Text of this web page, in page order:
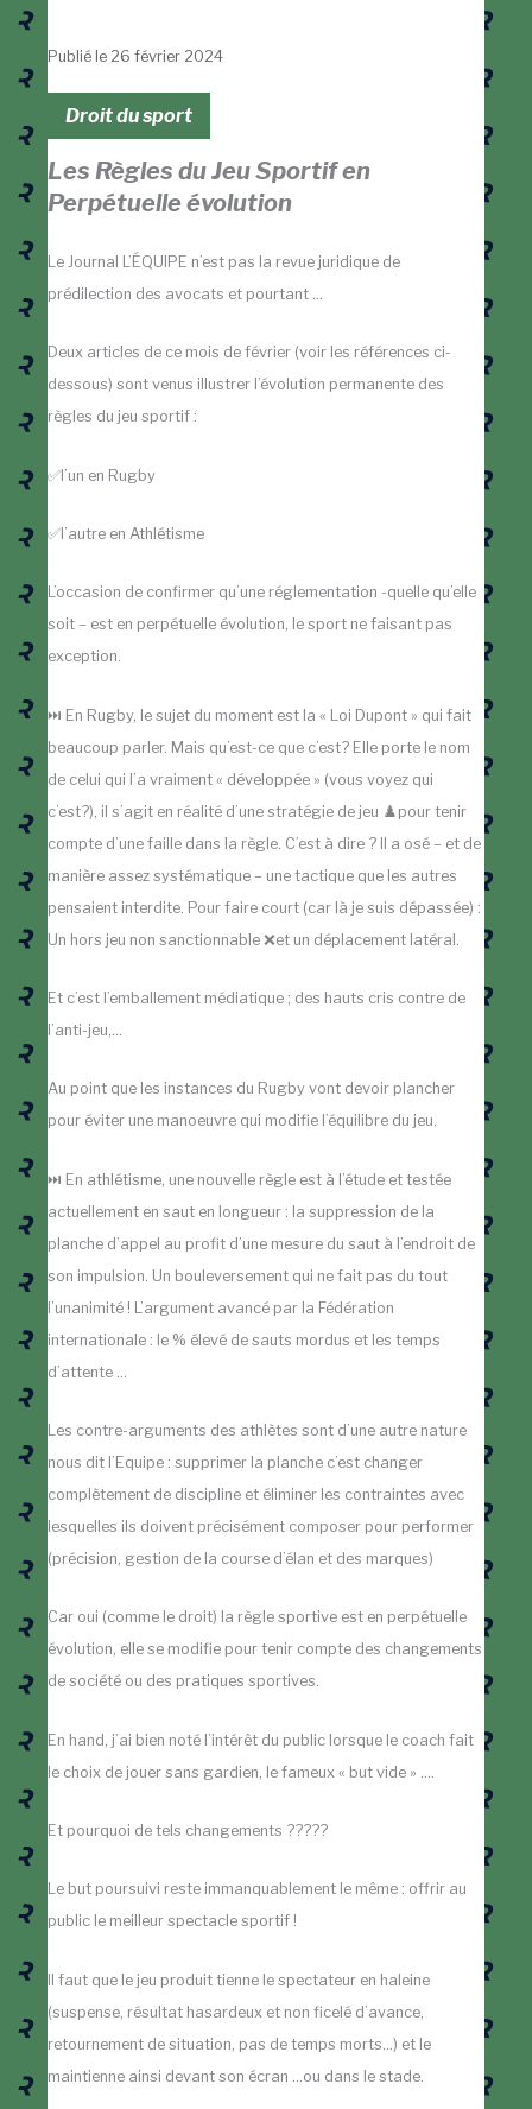
Droit du sport
Publié le 26 février 2024
Les Règles du Jeu Sportif en
Perpétuelle évolution
Le Journal L’ÉQUIPE n’est pas la revue juridique de
prédilection des avocats et pourtant …
Deux articles de ce mois de février (voir les références ci-
dessous) sont venus illustrer l’évolution permanente des
règles du jeu sportif :
✅l’un en Rugby
✅l’autre en Athlétisme
L’occasion de confirmer qu’une réglementation -quelle qu’elle
soit – est en perpétuelle évolution, le sport ne faisant pas
exception.
⏭️ En Rugby, le sujet du moment est la « Loi Dupont » qui fait
beaucoup parler. Mais qu’est-ce que c’est? Elle porte le nom
de celui qui l’a vraiment « développée » (vous voyez qui
c’est?), il s’agit en réalité d’une stratégie de jeu ♟️pour tenir
compte d’une faille dans la règle. C’est à dire ? Il a osé – et de
manière assez systématique – une tactique que les autres
pensaient interdite. Pour faire court (car là je suis dépassée) :
Un hors jeu non sanctionnable ❌et un déplacement latéral.
Et c’est l’emballement médiatique ; des hauts cris contre de
l’anti-jeu,…
Au point que les instances du Rugby vont devoir plancher
pour éviter une manoeuvre qui modifie l’équilibre du jeu.
⏭️ En athlétisme, une nouvelle règle est à l’étude et testée
actuellement en saut en longueur : la suppression de la
planche d’appel au profit d’une mesure du saut à l’endroit de
son impulsion. Un bouleversement qui ne fait pas du tout
l’unanimité ! L’argument avancé par la Fédération
internationale : le % élevé de sauts mordus et les temps
d’attente …
Les contre-arguments des athlètes sont d’une autre nature
nous dit l’Equipe : supprimer la planche c’est changer
complètement de discipline et éliminer les contraintes avec
lesquelles ils doivent précisément composer pour performer
(précision, gestion de la course d’élan et des marques)
Car oui (comme le droit) la règle sportive est en perpétuelle
évolution, elle se modifie pour tenir compte des changements
de société ou des pratiques sportives.
En hand, j’ai bien noté l’intérêt du public lorsque le coach fait
le choix de jouer sans gardien, le fameux « but vide » ….
Et pourquoi de tels changements ?????
Le but poursuivi reste immanquablement le même : offrir au
public le meilleur spectacle sportif !
Il faut que le jeu produit tienne le spectateur en haleine
(suspense, résultat hasardeux et non ficelé d’avance,
retournement de situation, pas de temps morts…) et le
maintienne ainsi devant son écran …ou dans le stade.